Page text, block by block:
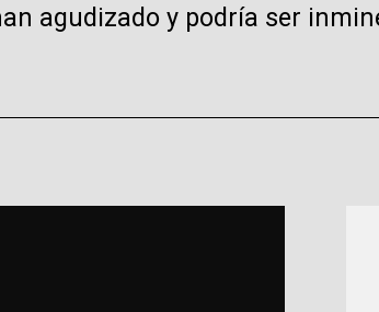
agudizado y podría ser